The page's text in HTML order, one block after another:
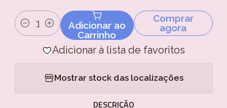
Quantidade
Adicionar ao
Carrinho
Comprar
agora
Adicionar à lista de favoritos
Mostrar stock das localizações
DESCRIÇÃO